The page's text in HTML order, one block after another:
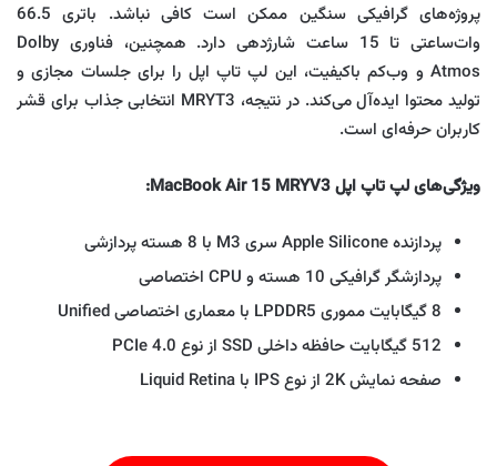
پروژه‌های گرافیکی سنگین ممکن است کافی نباشد. باتری 66.5
وات‌ساعتی تا 15 ساعت شارژدهی دارد. همچنین، فناوری Dolby
Atmos و وب‌کم باکیفیت، این لپ تاپ اپل را برای جلسات مجازی و
تولید محتوا ایده‌آل می‌کند. در نتیجه، MRYT3 انتخابی جذاب برای قشر
کاربران حرفه‌ای‌ است.
ویژگی‌های لپ تاپ اپل MacBook Air 15 MRYV3:
پردازنده Apple Silicone سری M3 با 8 هسته پردازشی
پردازشگر گرافیکی 10 هسته و CPU اختصاصی
8 گیگابایت مموری LPDDR5 با معماری اختصاصی Unified
512 گیگابایت حافظه داخلی SSD از نوع PCIe 4.0
صفحه نمایش 2K از نوع IPS با Liquid Retina